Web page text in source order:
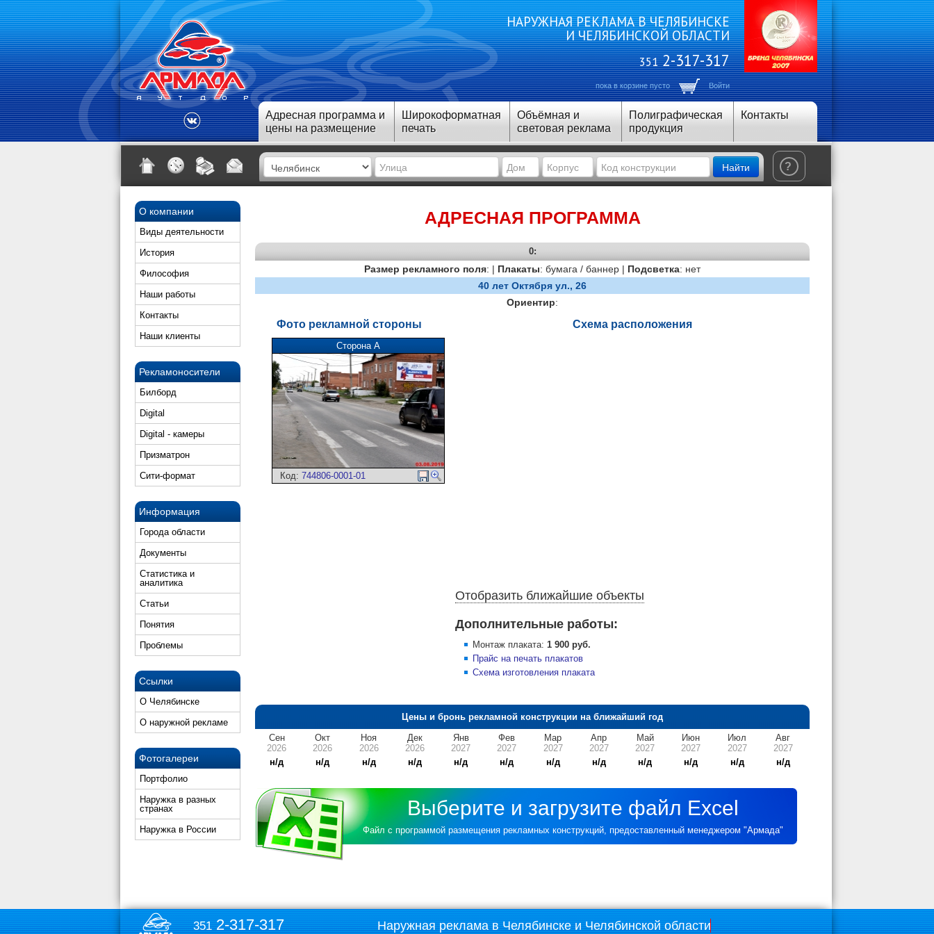
НАРУЖНАЯ РЕКЛАМА В ЧЕЛЯБИНСКЕ
И ЧЕЛЯБИНСКОЙ ОБЛАСТИ
3512-317-317
пока в корзине пусто Войти
Адресная программа и
цены на размещение
Широкоформатная
печать
Объёмная и
световая реклама
Полиграфическая
продукция
Контакты
Найти ?
О компании
Виды деятельности
История
Философия
Наши работы
Контакты
Наши клиенты
Рекламоносители
Билборд
Digital
Digital - камеры
Призматрон
Сити-формат
Информация
Города области
Документы
Статистика и
аналитика
Статьи
Понятия
Проблемы
Ссылки
О Челябинске
О наружной рекламе
Фотогалереи
Портфолио
Наружка в разных
странах
Наружка в России
АДРЕСНАЯ ПРОГРАММА
0:
Размер рекламного поля: | Плакаты: бумага / баннер | Подсветка: нет
40 лет Октября ул., 26
Ориентир:
Фото рекламной стороны
Сторона А
Код:744806-0001-01
Схема расположения
Отобразить ближайшие объекты
Дополнительные работы:
Монтаж плаката: 1 900 руб.
Прайс на печать плакатов
Схема изготовления плаката
Цены и бронь рекламной конструкции на ближайший год
Сен
2026
н/д
Окт
2026
н/д
Ноя
2026
н/д
Дек
2026
н/д
Янв
2027
н/д
Фев
2027
н/д
Мар
2027
н/д
Апр
2027
н/д
Май
2027
н/д
Июн
2027
н/д
Июл
2027
н/д
Авг
2027
н/д
Выберите и загрузите файл Excel
Файл с программой размещения рекламных конструкций, предоставленный менеджером "Армада"
3512-317-317 Наружная реклама в Челябинске и Челябинской области